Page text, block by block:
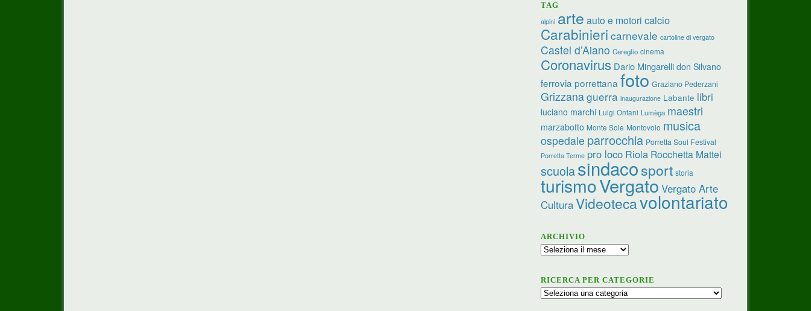
TAG
alpini arte auto e motori calcio
Carabinieri carnevale cartoline di vergato
Castel d’Aiano Cereglio cinema
Coronavirus Dario Mingarelli don Silvano
ferrovia porrettana foto Graziano Pederzani
Grizzanaguerra inaugurazione Labante libri
luciano marchi Luigi Ontani Lumèga maestri
marzabotto Monte Sole Montovolo musica
ospedale parrocchia Porretta Soul Festival
Porretta Terme pro loco Riola Rocchetta Mattei
scuolasindacosport storia
turismoVergato Vergato Arte
CulturaVideotecavolontariato
ARCHIVIO
Archivio
RICERCA PER CATEGORIE
Ricerca